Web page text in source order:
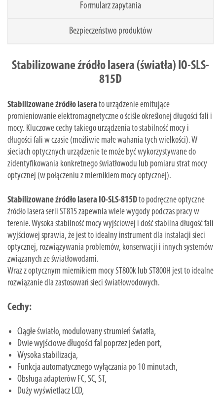
Formularz zapytania
Bezpieczeństwo produktów
Stabilizowane źródło lasera (światła) IO-SLS-
815D
Stabilizowane źródło laserato urządzenie emitujące
promieniowanie elektromagnetyczne o ściśle określonej długości fali i
mocy. Kluczowe cechy takiego urządzenia to stabilność mocy i
długości fali w czasie (możliwie małe wahania tych wielkości). W
sieciach optycznych urządzenie te może być wykorzystywane do
zidentyfikowania konkretnego światłowodu lub pomiaru strat mocy
optycznej (w połączeniu z miernikiem mocy optycznej).
Stabilizowane źródło lasera IO-SLS-815Dto podręczne optyczne
źródło lasera serii ST815 zapewnia wiele wygody podczas pracy w
terenie. Wysoka stabilność mocy wyjściowej i dość stabilna długość fali
wyjściowej sprawia, że jest to idealny instrument dla instalacji sieci
optycznej, rozwiązywania problemów, konserwacji i innych systemów
związanych ze światłowodami.
Wraz z optycznym miernikiem mocy ST800k lub ST800H jest to idealne
rozwiązanie dla zastosowań sieci światłowodowych.
Cechy:
Ciągłe światło, modulowany strumień światła,
Dwie wyjściowe długości fal poprzez jeden port,
Wysoka stabilizacja,
Funkcja automatycznego wyłączania po 10 minutach,
Obsługa adapterów FC, SC, ST,
Duży wyświetlacz LCD,